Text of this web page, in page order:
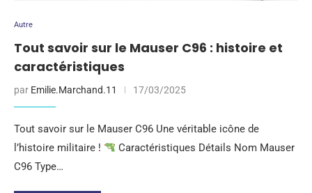
Autre
Tout savoir sur le Mauser C96 : histoire et
caractéristiques
par Emilie.Marchand.11 17/03/2025
Tout savoir sur le Mauser C96 Une véritable icône de
l’histoire militaire !
Caractéristiques Détails Nom Mauser
C96 Type…